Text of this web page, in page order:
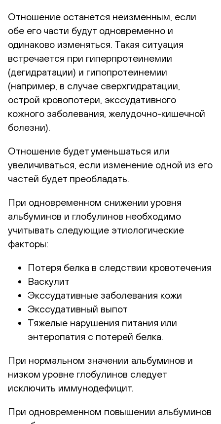
Отношение останется неизменным, если
обе его части будут одновременно и
одинаково изменяться. Такая ситуация
встречается при гиперпротеинемии
(дегидратации) и гипопротеинемии
(например, в случае сверхгидратации,
острой кровопотери, экссудативного
кожного заболевания, желудочно-кишечной
болезни).
Отношение будет уменьшаться или
увеличиваться, если изменение одной из его
частей будет преобладать.
При одновременном снижении уровня
альбуминов и глобулинов необходимо
учитывать следующие этиологические
факторы:
Потеря белка в следствии кровотечения
Васкулит
Экссудативные заболевания кожи
Экссудативный выпот
Тяжелые нарушения питания или
энтеропатия с потерей белка.
При нормальном значении альбуминов и
низком уровне глобулинов следует
исключить иммунодефицит.
При одновременном повышении альбуминов